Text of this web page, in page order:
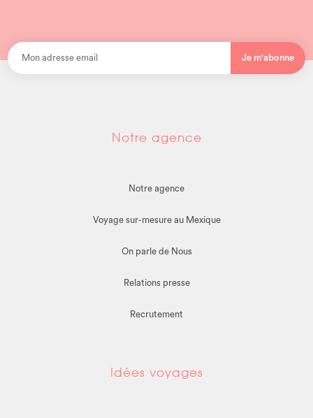
Je m'abonne
Notre agence
Notre agence
Voyage sur-mesure au Mexique
On parle de Nous
Relations presse
Recrutement
Idées voyages